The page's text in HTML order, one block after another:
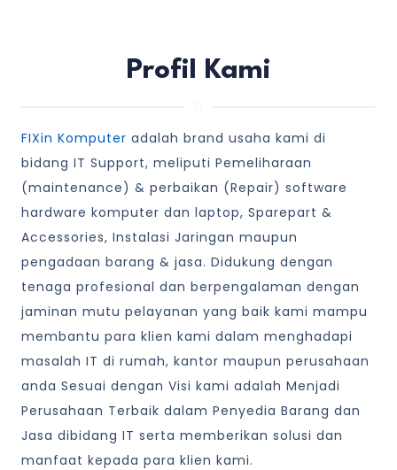
Profil Kami
FIXin Komputer adalah brand usaha kami di
bidang IT Support, meliputi Pemeliharaan
(maintenance) & perbaikan (Repair) software
hardware komputer dan laptop, Sparepart &
Accessories, Instalasi Jaringan maupun
pengadaan barang & jasa. Didukung dengan
tenaga profesional dan berpengalaman dengan
jaminan mutu pelayanan yang baik kami mampu
membantu para klien kami dalam menghadapi
masalah IT di rumah, kantor maupun perusahaan
anda Sesuai dengan Visi kami adalah Menjadi
Perusahaan Terbaik dalam Penyedia Barang dan
Jasa dibidang IT serta memberikan solusi dan
manfaat kepada para klien kami.